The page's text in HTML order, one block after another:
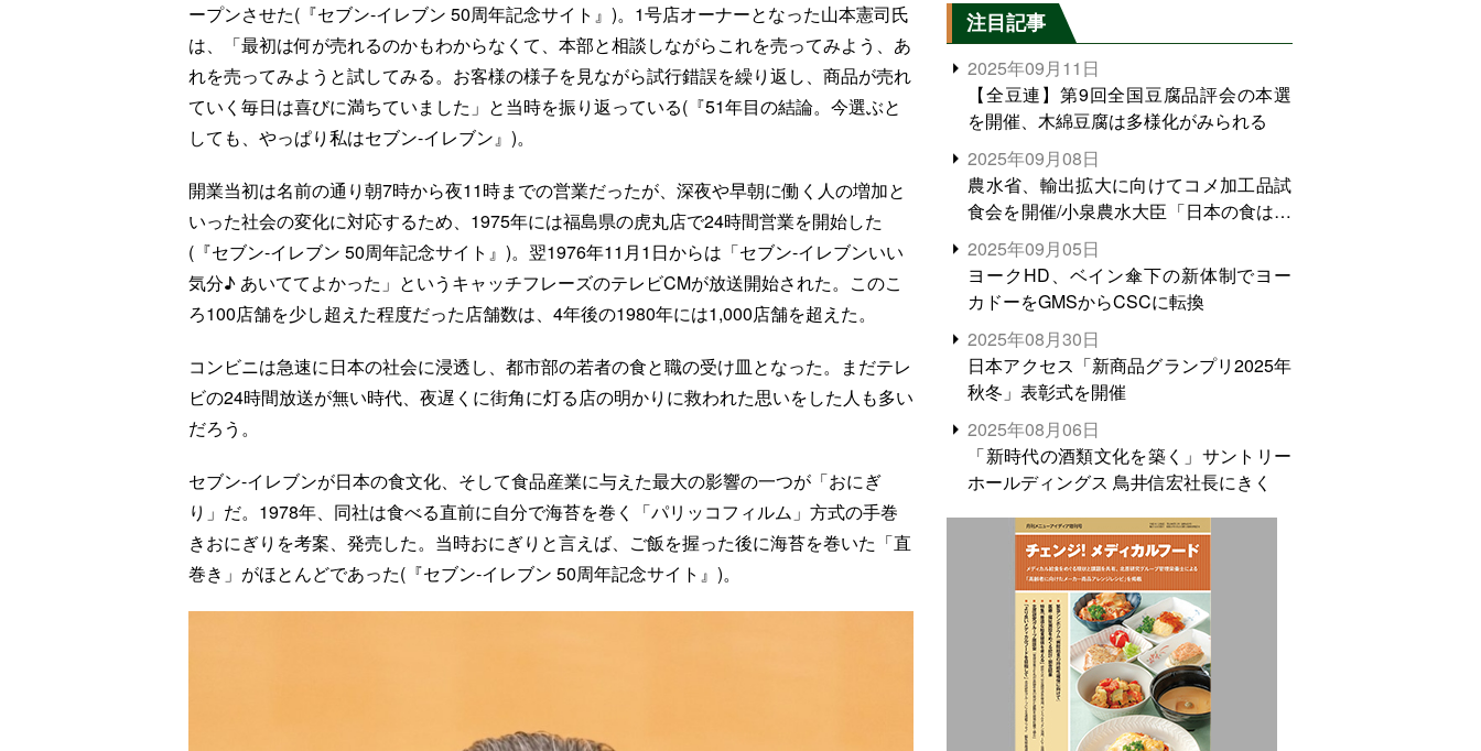
ープンさせた(『セブン-イレブン 50周年記念サイト』)。1号店オーナーとなった山本憲司氏
は、「最初は何が売れるのかもわからなくて、本部と相談しながらこれを売ってみよう、あ
れを売ってみようと試してみる。お客様の様子を見ながら試行錯誤を繰り返し、商品が売れ
ていく毎日は喜びに満ちていました」と当時を振り返っている(『51年目の結論。今選ぶと
しても、やっぱり私はセブン-イレブン』)。
開業当初は名前の通り朝7時から夜11時までの営業だったが、深夜や早朝に働く人の増加と
いった社会の変化に対応するため、1975年には福島県の虎丸店で24時間営業を開始した
(『セブン-イレブン 50周年記念サイト』)。翌1976年11月1日からは「セブン-イレブンいい
気分♪ あいててよかった」というキャッチフレーズのテレビCMが放送開始された。このこ
ろ100店舗を少し超えた程度だった店舗数は、4年後の1980年には1,000店舗を超えた。
コンビニは急速に日本の社会に浸透し、都市部の若者の食と職の受け皿となった。まだテレ
ビの24時間放送が無い時代、夜遅くに街角に灯る店の明かりに救われた思いをした人も多い
だろう。
セブン-イレブンが日本の食文化、そして食品産業に与えた最大の影響の一つが「おにぎ
り」だ。1978年、同社は食べる直前に自分で海苔を巻く「パリッコフィルム」方式の手巻
きおにぎりを考案、発売した。当時おにぎりと言えば、ご飯を握った後に海苔を巻いた「直
巻き」がほとんどであった(『セブン-イレブン 50周年記念サイト』)。
注目記事
2025年09月11日
【全豆連】第9回全国豆腐品評会の本選
を開催、木綿豆腐は多様化がみられる
2025年09月08日
農水省、輸出拡大に向けてコメ加工品試
食会を開催/小泉農水大臣「日本の食は世
界でトップをとれる。米増産に向けて、
米輸出需要の拡大を」
2025年09月05日
ヨークHD、ベイン傘下の新体制でヨー
カドーをGMSからCSCに転換
2025年08月30日
日本アクセス「新商品グランプリ2025年
秋冬」表彰式を開催
2025年08月06日
「新時代の酒類文化を築く」サントリー
ホールディングス 鳥井信宏社長にきく